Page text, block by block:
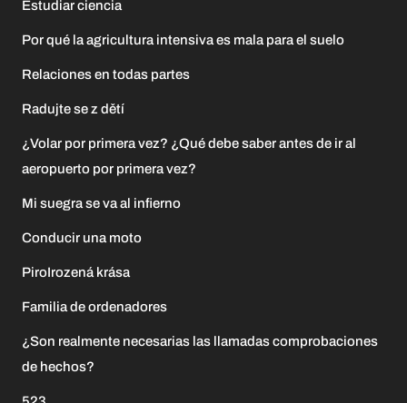
Estudiar ciencia
Por qué la agricultura intensiva es mala para el suelo
Relaciones en todas partes
Radujte se z dětí
¿Volar por primera vez? ¿Qué debe saber antes de ir al
aeropuerto por primera vez?
Mi suegra se va al infierno
Conducir una moto
PiroIrozená krása
Familia de ordenadores
¿Son realmente necesarias las llamadas comprobaciones
de hechos?